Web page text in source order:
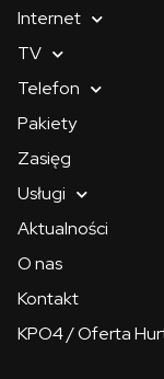
Internet
TV
Telefon
Pakiety
Zasięg
Usługi
Aktualności
O nas
Kontakt
KPO4 / Oferta